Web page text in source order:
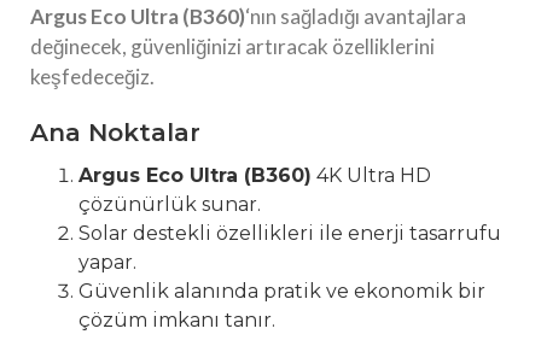
Argus Eco Ultra (B360)‘nın sağladığı avantajlara
değinecek, güvenliğinizi artıracak özelliklerini
keşfedeceğiz.
Ana Noktalar
Argus Eco Ultra (B360) 4K Ultra HD
çözünürlük sunar.
Solar destekli özellikleri ile enerji tasarrufu
yapar.
Güvenlik alanında pratik ve ekonomik bir
çözüm imkanı tanır.